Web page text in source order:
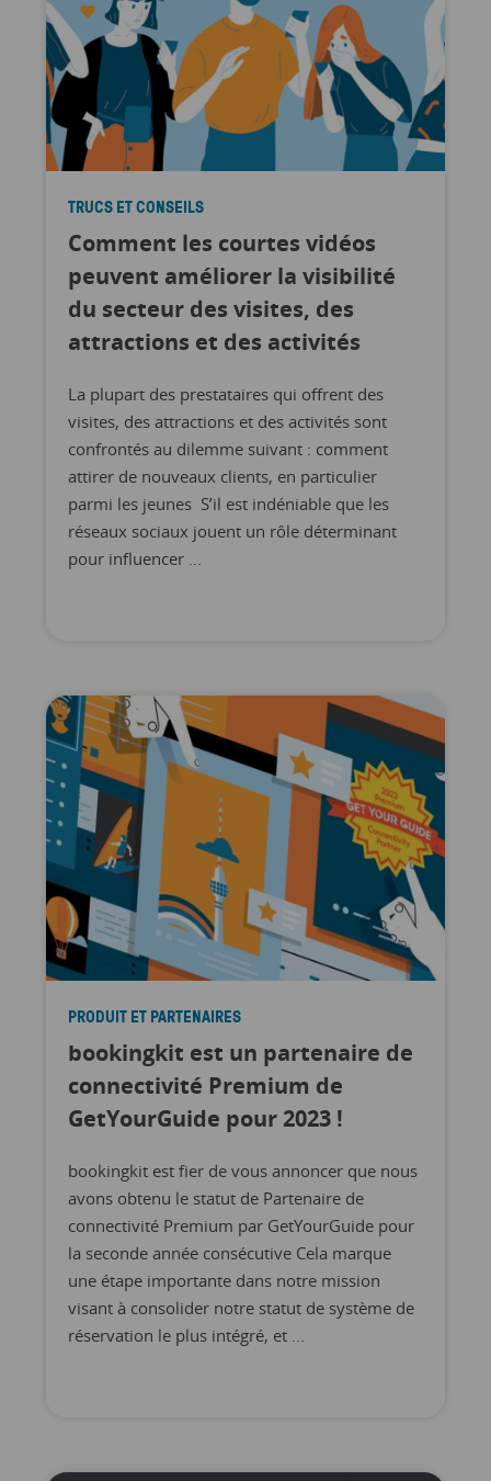
TRUCS ET CONSEILS
Comment les courtes vidéos
peuvent améliorer la visibilité
du secteur des visites, des
attractions et des activités
La plupart des prestataires qui offrent des
visites, des attractions et des activités sont
confrontés au dilemme suivant : comment
attirer de nouveaux clients, en particulier
parmi les jeunes S’il est indéniable que les
réseaux sociaux jouent un rôle déterminant
pour influencer ...
PRODUIT ET PARTENAIRES
bookingkit est un partenaire de
connectivité Premium de
GetYourGuide pour 2023 !
bookingkit est fier de vous annoncer que nous
avons obtenu le statut de Partenaire de
connectivité Premium par GetYourGuide pour
la seconde année consécutive Cela marque
une étape importante dans notre mission
visant à consolider notre statut de système de
réservation le plus intégré, et ...